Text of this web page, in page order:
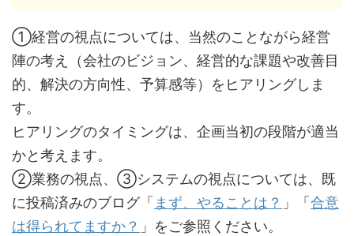
①経営の視点については、当然のことながら経営
陣の考え（会社のビジョン、経営的な課題や改善目
的、解決の方向性、予算感等）をヒアリングしま
す。
ヒアリングのタイミングは、企画当初の段階が適当
かと考えます。
②業務の視点、③システムの視点については、既
に投稿済みのブログ「 まず、やることは？ 」「 合意
は得られてますか？ 」をご参照ください。